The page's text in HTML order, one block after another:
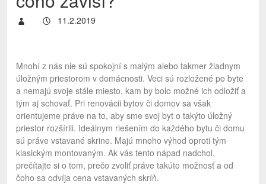
11.2.2019
Mnohí z nás nie sú spokojní s malým alebo takmer žiadnym
úložným priestorom v domácnosti. Veci sú rozložené po byte
a nemajú svoje stále miesto, kam by bolo možné ich odložiť a
tým aj schovať. Pri renovácii bytov či domov sa však
orientujeme práve na to, aby sme svoj byt o takýto úložný
priestor rozšírili. Ideálnym riešením do každého bytu či domu
sú práve vstavané skrine. Majú mnoho výhod oproti tým
klasickým montovaným. Ak vás tento nápad nadchol,
prečítajte si o tom, prečo zvoliť práve takúto možnosť a od
čoho sa odvíja cena vstavaných skríň.